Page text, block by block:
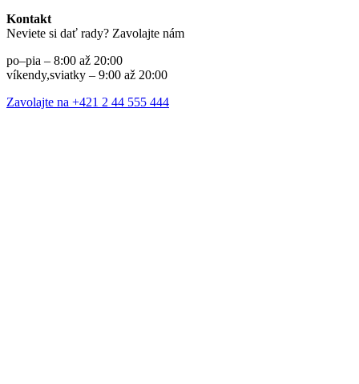
Kontakt
Neviete si dať rady? Zavolajte nám
po–pia – 8:00 až 20:00
víkendy,sviatky – 9:00 až 20:00
Zavolajte na +421 2 44 555 444